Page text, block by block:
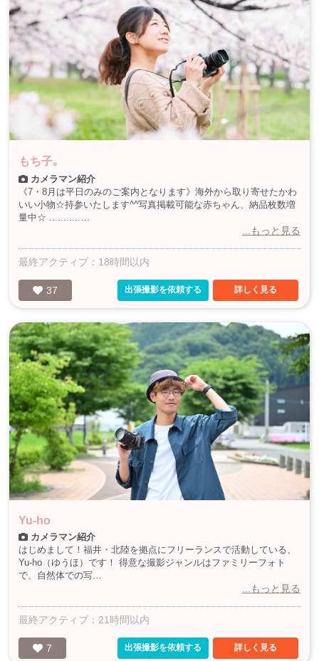
もち子｡
カメラマン紹介
《7・8月は平日のみのご案内となります》海外から取り寄せたかわ
いい小物☆持参いたします^^写真掲載可能な赤ちゃん、納品枚数増
量中☆ ...........…
...もっと見る
最終アクティブ：18時間以内
37 出張撮影を依頼する 詳しく見る
Yu-ho
カメラマン紹介
はじめまして！福井・北陸を拠点にフリーランスで活動している、
Yu-ho（ゆうほ）です！ 得意な撮影ジャンルはファミリーフォト
で、自然体での写…
...もっと見る
最終アクティブ：21時間以内
7 出張撮影を依頼する 詳しく見る